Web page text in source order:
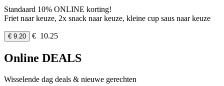
Standaard 10% ONLINE korting!
Friet naar keuze, 2x snack naar keuze, kleine cup saus naar keuze
€ 9.20 € 10.25
Online DEALS
Wisselende dag deals & nieuwe gerechten